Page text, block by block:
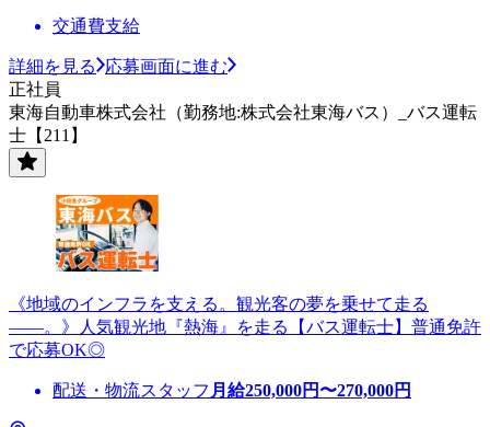
交通費支給
詳細を見る
応募画面に進む
正社員
東海自動車株式会社（勤務地:株式会社東海バス）_バス運転
士【211】
《地域のインフラを支える。観光客の夢を乗せて走る
――。》人気観光地『熱海』を走る【バス運転士】普通免許
で応募OK◎
配送・物流スタッフ 月給250,000円〜270,000円